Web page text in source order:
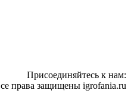
Присоединяйтесь к нам:
права защищены igrofania.ru